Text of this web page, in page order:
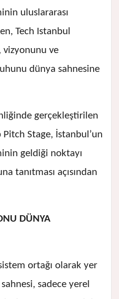
uluslararası
Tech Istanbul
ve
dünya sahnesine
gerçekleştirilen
Stage, İstanbul’un
geldiği noktayı
tanıtması açısından
DÜNYA
ortağı olarak yer
sadece yerel